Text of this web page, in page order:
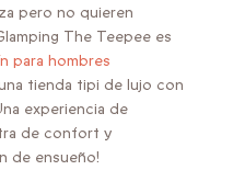
pero no quieren
The Teepee es
para hombres
tienda tipi de lujo con
experiencia de
de confort y
de ensueño!